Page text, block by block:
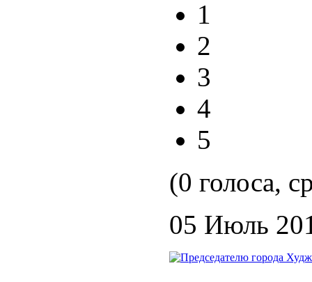
1
2
3
4
5
(0 голоса,
05 Июль